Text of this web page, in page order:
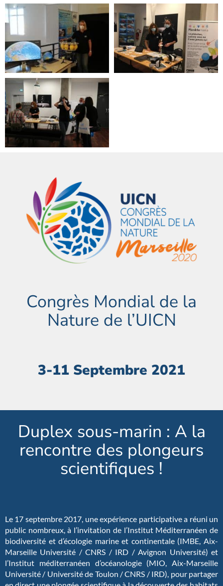
Congrès Mondial de la
Nature de l’UICN
3-11 Septembre 2021
Duplex sous-marin : A la
rencontre des plongeurs
scientifiques !
Le 17 septembre 2017, une expérience participative a réuni un
public nombreux, à l’invitation de l’Institut Méditerranéen de
biodiversité et d’écologie marine et continentale (IMBE, Aix-
Marseille Université / CNRS / IRD / Avignon Université) et
l’Institut méditerranéen d’océanologie (MIO, Aix-Marseille
Université / Université de Toulon / CNRS / IRD), pour partager